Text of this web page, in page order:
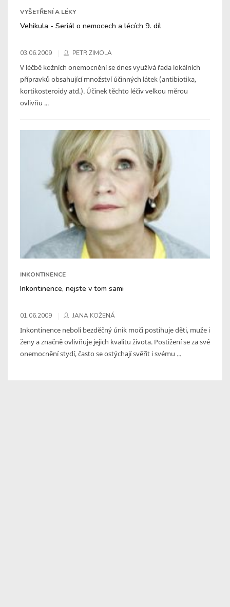
VYŠETŘENÍ A LÉKY
Vehikula - Seriál o nemocech a lécích 9. díl
03.06.2009 PETR ZIMOLA
V léčbě kožních onemocnění se dnes využívá řada lokálních
přípravků obsahující množství účinných látek (antibiotika,
kortikosteroidy atd.). Účinek těchto léčiv velkou měrou
ovlivňu ...
INKONTINENCE
Inkontinence, nejste v tom sami
01.06.2009 JANA KOŽENÁ
Inkontinence neboli bezděčný únik moči postihuje děti, muže i
ženy a značně ovlivňuje jejich kvalitu života. Postižení se za své
onemocnění stydí, často se ostýchají svěřit i svému ...